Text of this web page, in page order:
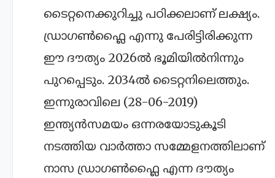
ടൈറ്റനെക്കുറിച്ചു പഠിക്കലാണ് ലക്ഷ്യം.
ഡ്രാഗണ്‍ഫ്ലൈ എന്നു പേരിട്ടിരിക്കുന്ന
ഈ ദൗത്യം 2026ല്‍ ഭൂമിയില്‍നിന്നും
പുറപ്പെടും. 2034ല്‍ ടൈറ്റനിലെത്തും.
ഇന്നുരാവിലെ (28-06-2019)
ഇന്ത്യന്‍സമയം ഒന്നരയോടുകൂടി
നടത്തിയ വാര്‍ത്താ സമ്മേളനത്തിലാണ്
നാസ ഡ്രാഗണ്‍ഫ്ലൈ എന്ന ദൗത്യം